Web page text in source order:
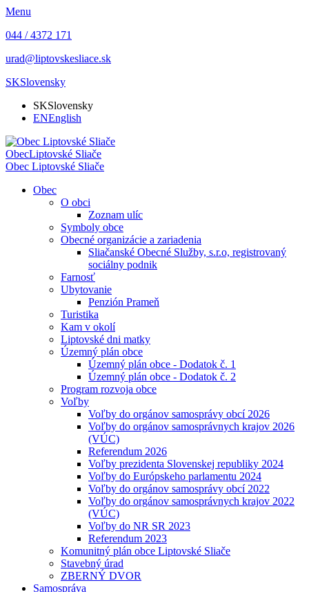
Menu
044 / 4372 171
urad@liptovskesliace.sk
SKSlovensky
SKSlovensky
ENEnglish
ObecLiptovské Sliače
Obec Liptovské Sliače
Obec
O obci
Zoznam ulíc
Symboly obce
Obecné organizácie a zariadenia
Sliačanské Obecné Služby, s.r.o, registrovaný
sociálny podnik
Farnosť
Ubytovanie
Penzión Prameň
Turistika
Kam v okolí
Liptovské dni matky
Územný plán obce
Územný plán obce - Dodatok č. 1
Územný plán obce - Dodatok č. 2
Program rozvoja obce
Voľby
Voľby do orgánov samosprávy obcí 2026
Voľby do orgánov samosprávnych krajov 2026
(VÚC)
Referendum 2026
Voľby prezidenta Slovenskej republiky 2024
Voľby do Európskeho parlamentu 2024
Voľby do orgánov samosprávy obcí 2022
Voľby do orgánov samosprávnych krajov 2022
(VÚC)
Voľby do NR SR 2023
Referendum 2023
Komunitný plán obce Liptovské Sliače
Stavebný úrad
ZBERNÝ DVOR
Samospráva